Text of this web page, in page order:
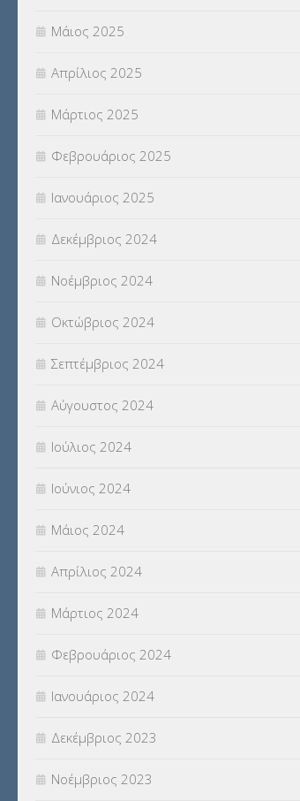
Μάιος 2025
Απρίλιος 2025
Μάρτιος 2025
Φεβρουάριος 2025
Ιανουάριος 2025
Δεκέμβριος 2024
Νοέμβριος 2024
Οκτώβριος 2024
Σεπτέμβριος 2024
Αύγουστος 2024
Ιούλιος 2024
Ιούνιος 2024
Μάιος 2024
Απρίλιος 2024
Μάρτιος 2024
Φεβρουάριος 2024
Ιανουάριος 2024
Δεκέμβριος 2023
Νοέμβριος 2023